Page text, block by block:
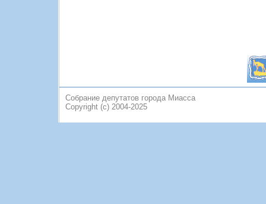
Собрание депутатов города Миасса
Copyright (c) 2004-2025